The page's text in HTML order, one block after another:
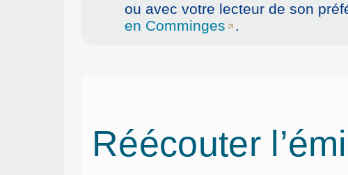
ou avec votre lecteur de son
en Comminges
.
Réécouter